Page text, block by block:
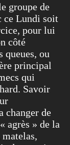
groupe de
ce Lundi soit
pour lui
côté
queues, ou
principal
qui
Savoir
changer de
agrès » de la